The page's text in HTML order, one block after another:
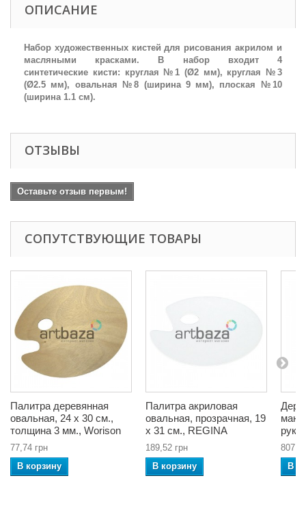
ОПИСАНИЕ
Набор художественных кистей для рисования акрилом и
масляными красками. В набор входит 4
синтетические кисти: круглая №1 (Ø2 мм), круглая №3
(Ø2.5 мм), овальная №8 (ширина 9 мм), плоская №10
(ширина 1.1 см).
ОТЗЫВЫ
Оставьте отзыв первым!
СОПУТСТВУЮЩИЕ ТОВАРЫ
Палитра деревянная
овальная, 24 x 30 см.,
толщина 3 мм., Worison
77,74 грн
В корзину
Палитра акриловая
овальная, прозрачная, 19
x 31 см., REGINA
189,52 грн
В корзину
В